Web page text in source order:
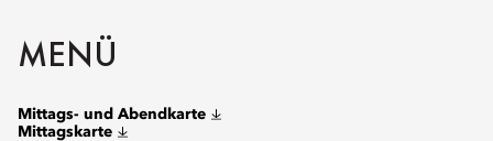
MENÜ
Mittags- und Abendkarte
Mittagskarte